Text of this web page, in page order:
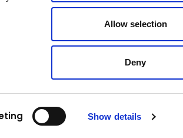
Show details
Allow selection
Deny